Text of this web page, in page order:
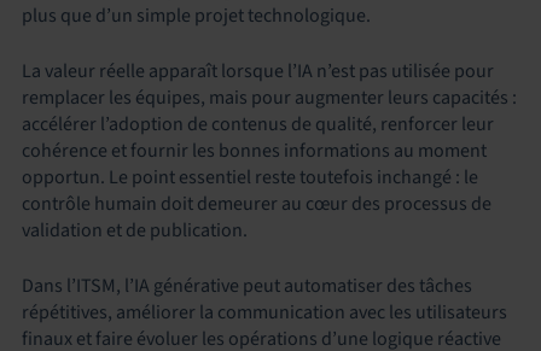
plus que d’un simple projet technologique.
La valeur réelle apparaît lorsque l’IA n’est pas utilisée pour
remplacer les équipes, mais pour augmenter leurs capacités :
accélérer l’adoption de contenus de qualité, renforcer leur
cohérence et fournir les bonnes informations au moment
opportun. Le point essentiel reste toutefois inchangé : le
contrôle humain doit demeurer au cœur des processus de
validation et de publication.
Dans l’ITSM, l’IA générative peut automatiser des tâches
répétitives, améliorer la communication avec les utilisateurs
finaux et faire évoluer les opérations d’une logique réactive